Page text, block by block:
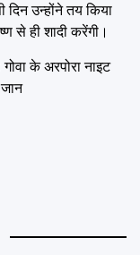
दिन उन्होंने तय किया
से ही शादी करेंगी।
के अरपोरा नाइट